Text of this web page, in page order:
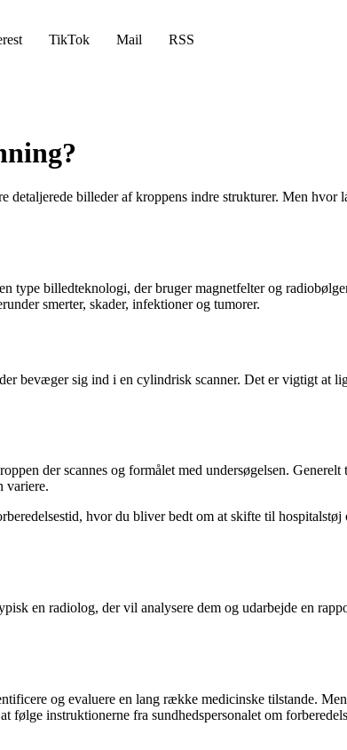
TikTok Mail RSS
detaljerede billeder af kroppens indre strukturer. Men
type billedteknologi, der bruger magnetfelter og
smerter, skader, infektioner og tumorer.
bevæger sig ind i en cylindrisk scanner. Det er vigtigt at
der scannes og formålet med undersøgelsen.
variere.
hvor du bliver bedt om at skifte til
en radiolog, der vil analysere dem og udarbejde en
og evaluere en lang række medicinske tilstande.
instruktionerne fra sundhedspersonalet om